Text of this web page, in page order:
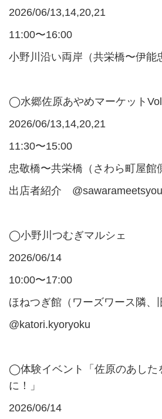
2026/06/13,14,20,21
11:00〜16:00
小野川沿い両岸（共栄橋〜伊能
◯水郷佐原あやめマーケット
2026/06/13,14,20,21
11:30〜15:00
忠敬橋〜共栄橋（さわら町屋館
出店者紹介 @sawarameetsyou
◯小野川つむぎマルシェ
2026/06/14
10:00〜17:00
ほねつぎ館（ワーズワース隣、
@katori.kyoryoku
◯体験イベント「佐原のあした
に！」
2026/06/14